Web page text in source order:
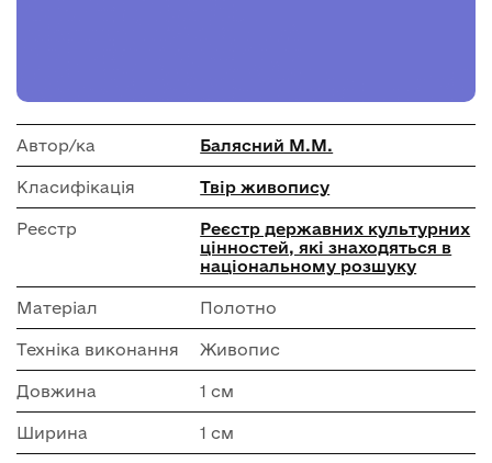
Автор/ка Балясний М.М.
Класифікація Твір живопису
Реєстр
Реєстр державних культурних
цінностей, які знаходяться в
національному розшуку
Матеріал Полотно
Техніка виконання Живопис
Довжина 1 см
Ширина 1 см